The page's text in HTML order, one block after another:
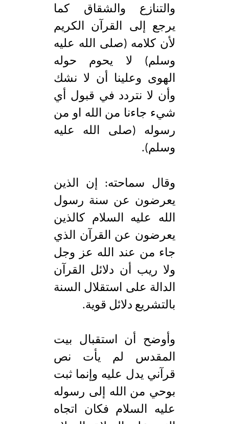
والتنازع والشقاق كما
يرجع إلى القرآن الكريم
لأن كلامه (صلى الله عليه
وسلم) لا يحوم حوله
الهوى وعلينا أن لا نشك
وأن لا نتردد في قبول أي
شيء جاءنا من الله او من
رسوله (صلى الله عليه
وسلم).
وقال سماحته: إن الذين
يعرضون عن سنة رسول
الله عليه السلام كالذين
يعرضون عن القرآن الذي
جاء من عند الله عز وجل
ولا ريب أن دلائل القرآن
الدالة على استقلال السنة
بالتشريع دلائل قوية.
وأوضح أن استقبال بيت
المقدس لم يأت نص
قرآني يدل عليه وإنما ثبت
بوحي من الله إلى رسوله
عليه السلام فكان اتجاه